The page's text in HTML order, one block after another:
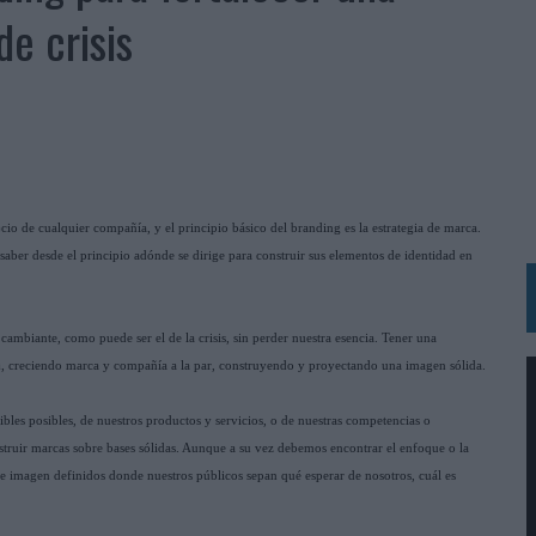
MARCAS
IA
EN VERANO Y SUPERA AL MÓVIL COMO DISPOSITIVO MÁS UTILIZADO
ESPAÑOLES
COMERCIAL GLOBAL
GESTIÓN DE SUS RELACIONES CON LOS MEDIOS
EN SU ÚLTIMA CAMPAÑA INTERNACIONAL
crisis
de cualquier compañía, y el principio básico del branding es la estrategia de marca.
desde el principio adónde se dirige para construir sus elementos de identidad en
como puede ser el de la crisis, sin perder nuestra esencia. Tener una
marca y compañía a la par, construyendo y proyectando una imagen sólida.
posibles, de nuestros productos y servicios, o de nuestras competencias o
marcas sobre bases sólidas. Aunque a su vez debemos encontrar el enfoque o la
definidos donde nuestros públicos sepan qué esperar de nosotros, cuál es